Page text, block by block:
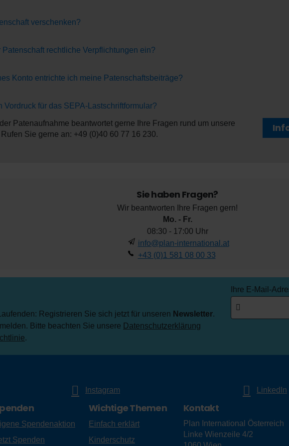
verschenken?
Patenschaft rechtliche Verpflichtungen ein?
Konto entrichte ich meine Patenschaftsbeiträge?
Vordruck für das SEPA-Lastschriftformular?
Patenaufnahme beantwortet gerne Ihre Fragen rund um unsere
Sie gerne an: +49 (0)40 60 77 16 230.
Sie haben Fragen?
Wir beantworten Ihre Fragen gern!
Mo. - Fr.
08:30 - 17:00 Uhr
info@plan-international.at
+43 (0)1 581 08 00 33
Registrieren Sie sich jetzt für unseren Newsletter.
Bitte beachten Sie unsere Datenschutzerklärung
.
Ihre E-Mail-
Instagram LinkedIn
Spendenaktion
Spenden
Wichtige Themen
Einfach erklärt
Kinderschutz
Kontakt
Plan International Österreich
Linke Wienzeile 4/2